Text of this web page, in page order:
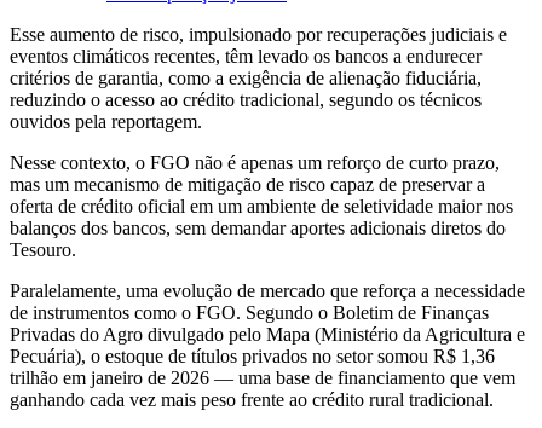
Esse aumento de risco, impulsionado por recuperações judiciais e
eventos climáticos recentes, têm levado os bancos a endurecer
critérios de garantia, como a exigência de alienação fiduciária,
reduzindo o acesso ao crédito tradicional, segundo os técnicos
ouvidos pela reportagem.
Nesse contexto, o FGO não é apenas um reforço de curto prazo,
mas um mecanismo de mitigação de risco capaz de preservar a
oferta de crédito oficial em um ambiente de seletividade maior nos
balanços dos bancos, sem demandar aportes adicionais diretos do
Tesouro.
Paralelamente, uma evolução de mercado que reforça a necessidade
de instrumentos como o FGO. Segundo o Boletim de Finanças
Privadas do Agro divulgado pelo Mapa (Ministério da Agricultura e
Pecuária), o estoque de títulos privados no setor somou R$ 1,36
trilhão em janeiro de 2026 — uma base de financiamento que vem
ganhando cada vez mais peso frente ao crédito rural tradicional.